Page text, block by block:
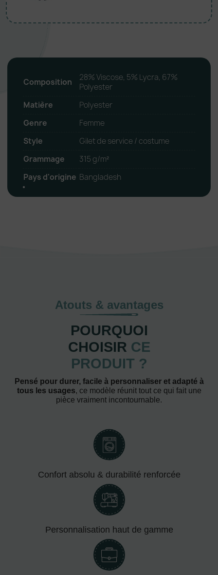
Composition
28% Viscose, 5% Lycra, 67%
Polyester
Matière
Polyester
Genre
Femme
Style
Gilet de service / costume
Grammage
315 g/m²
Pays d'origine Bangladesh
Atouts & avantages
POURQUOI
CHOISIR CE
PRODUIT ?
Pensé pour durer, facile à personnaliser et adapté à
tous les usages, ce modèle réunit tout ce qui fait une
pièce vraiment incontournable.
Confort absolu & durabilité renforcée
Personnalisation haut de gamme